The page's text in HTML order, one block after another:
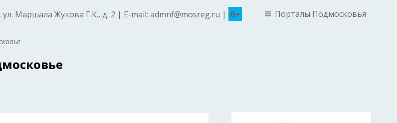
Маршала Жукова Г.К., д. 2 | E-mail: admnf@mosreg.ru | 6+ Порталы Подмосковья